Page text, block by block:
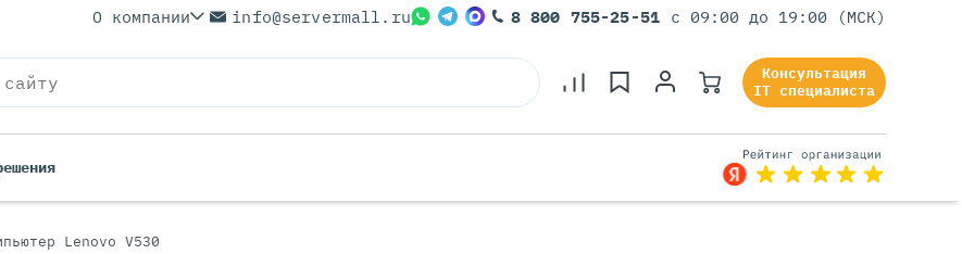
О компании info@servermall.ru 8 800 755-25-51 с 09:00 до 19:00 (МСК)
Консультация
IT специалиста
Lenovo V530